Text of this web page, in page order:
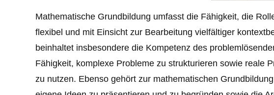
Mathematische Grundbildung umfasst die Fähigkeit, die
flexibel und mit Einsicht zur Bearbeitung vielfältiger
beinhaltet insbesondere die Kompetenz des
Fähigkeit, komplexe Probleme zu strukturieren sowie reale
zu nutzen. Ebenso gehört zur mathematischen